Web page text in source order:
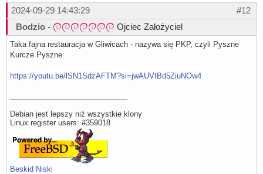
#12
2024-09-29 14:43:29
Bodzio - Ojciec Założyciel
Taka fajna restauracja w Gliwicach - nazywa się PKP, czyli Pyszne
Kurcze Pyszne
https://youtu.be/lSN1SdzAFTM?si=jwAUVIBd5ZiuNOw4
Debian jest lepszy niż wszystkie klony
Linux register users: #359018
Beskid Niski